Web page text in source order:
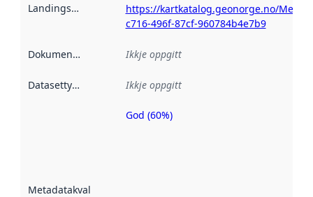
Landingsside
https://kartkatalog.geonorge.no/
c716-496f-87cf-960784b4e7b9
Dokumentasjon Ikkje oppgitt
Datasettype Ikkje oppgitt
Metadatakvalitet
Metadatakvalitet
God (60%)